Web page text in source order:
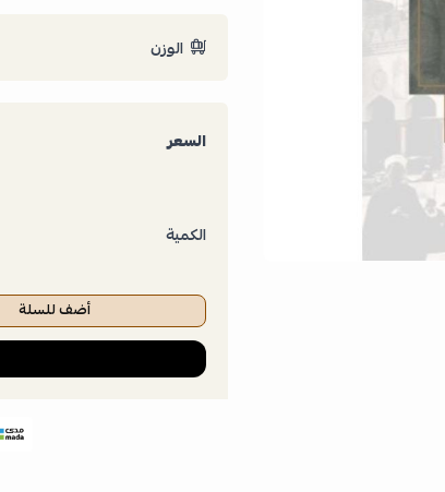
الوزن
السعر
الكمية
أضف للسلة